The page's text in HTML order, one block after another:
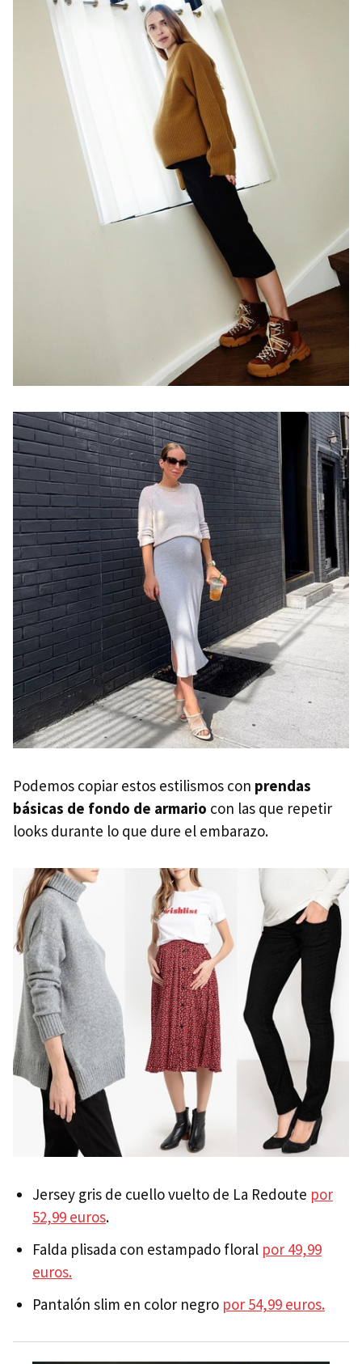
Podemos copiar estos estilismos con prendas
básicas de fondo de armario con las que repetir
looks durante lo que dure el embarazo.
Jersey gris de cuello vuelto de La Redoute por
52,99 euros.
Falda plisada con estampado floral por 49,99
euros.
Pantalón slim en color negro por 54,99 euros.